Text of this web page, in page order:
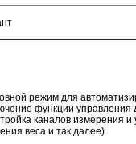
режим для
функции
каналов измерения
веса и так далее)